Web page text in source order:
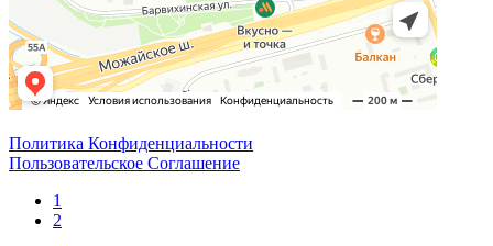
Политика Конфиденциальности
Пользовательское Соглашение
1
2